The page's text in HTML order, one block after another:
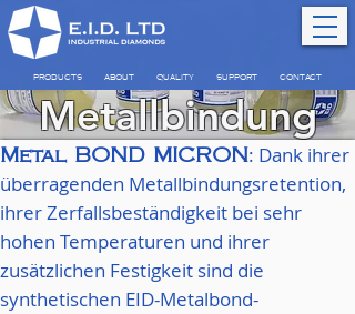
PRODUCTS ABOUT QUALITY SUPPORT CONTACT
Metallbindung
METAL BOND-Mesh
METAL BOND-Micron
Metal BOND MICRON : Dank ihrer
überragenden Metallbindungsretention,
ihrer Zerfallsbeständigkeit bei sehr
hohen Temperaturen und ihrer
zusätzlichen Festigkeit sind die
synthetischen EID-Metalbond-